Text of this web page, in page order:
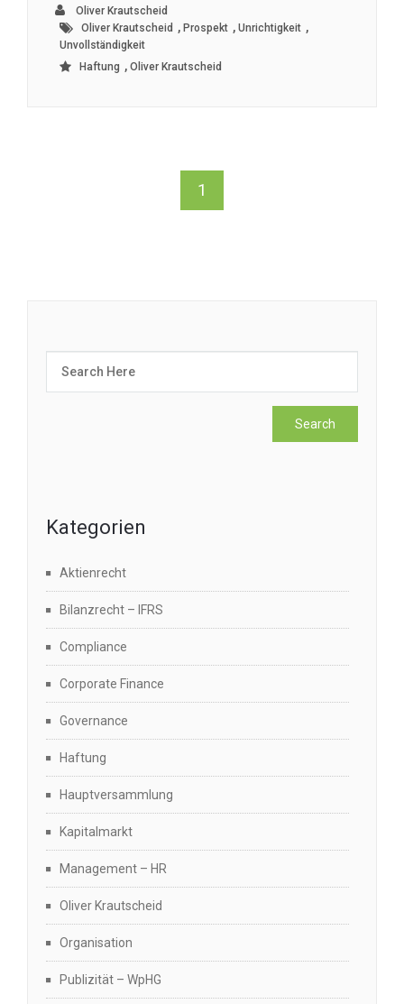
Oliver Krautscheid
Oliver Krautscheid , Prospekt , Unrichtigkeit ,
Unvollständigkeit
Haftung , Oliver Krautscheid
1
Kategorien
Aktienrecht
Bilanzrecht – IFRS
Compliance
Corporate Finance
Governance
Haftung
Hauptversammlung
Kapitalmarkt
Management – HR
Oliver Krautscheid
Organisation
Publizität – WpHG